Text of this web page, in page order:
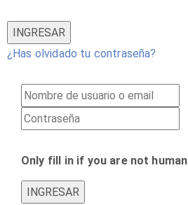
¿Has olvidado tu contraseña?
Only fill in if you are not human